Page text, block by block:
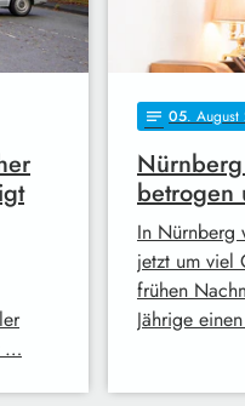
…
notes 05.
betrogen
In Nürnberg
jetzt um viel
frühen
Jährige